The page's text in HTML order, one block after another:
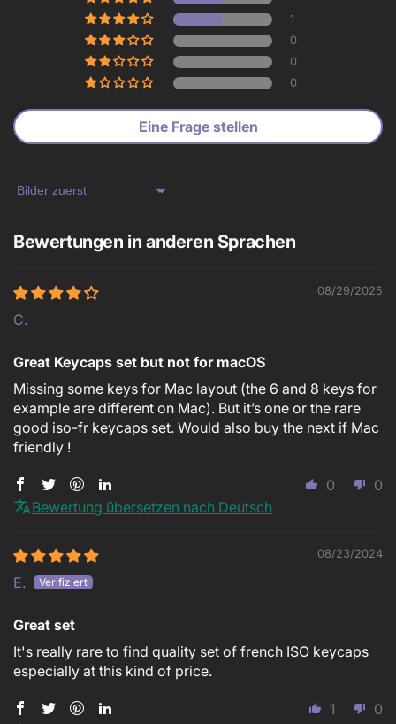
1
0
0
0
Eine Frage stellen
Sort by
Bewertungen in anderen Sprachen
08/29/2025
C.
Great Keycaps set but not for macOS
Missing some keys for Mac layout (the 6 and 8 keys for
example are different on Mac). But it’s one or the rare
good iso-fr keycaps set. Would also buy the next if Mac
friendly !
0
0
Bewertung übersetzen nach Deutsch
08/23/2024
E.
Great set
It's really rare to find quality set of french ISO keycaps
especially at this kind of price.
1
0